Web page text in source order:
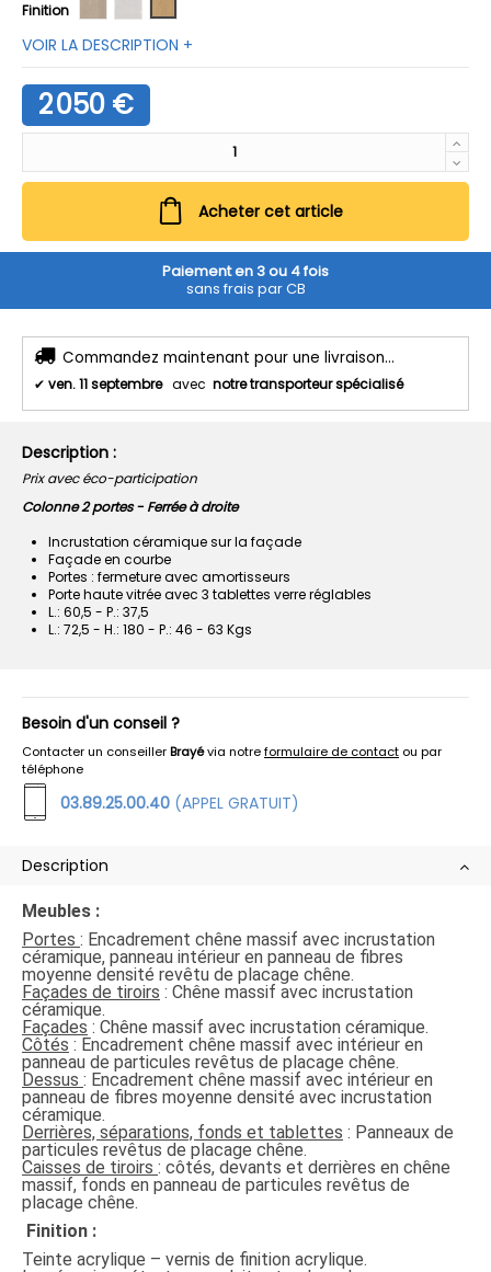
Finition
VOIR LA DESCRIPTION +
2 050 €
Acheter cet article
Paiement en 3 ou 4 fois
sans frais par CB
Commandez maintenant pour une livraison...
✔ ven. 11 septembre avec notre transporteur spécialisé
Description :
Prix avec éco-participation
Colonne 2 portes - Ferrée à droite
Incrustation céramique sur la façade
Façade en courbe
Portes : fermeture avec amortisseurs
Porte haute vitrée avec 3 tablettes verre réglables
L.: 60,5 - P.: 37,5
L.: 72,5 - H.: 180 - P.: 46 - 63 Kgs
Besoin d'un conseil ?
Contacter un conseillerBrayévia notreformulaire de contact ou par
téléphone
03.89.25.00.40 (APPEL GRATUIT)
Description
Meubles :
Portes : Encadrement chêne massif avec incrustation
céramique, panneau intérieur en panneau de fibres
moyenne densité revêtu de placage chêne.
Façades de tiroirs : Chêne massif avec incrustation
céramique.
Façades : Chêne massif avec incrustation céramique.
Côtés : Encadrement chêne massif avec intérieur en
panneau de particules revêtus de placage chêne.
Dessus : Encadrement chêne massif avec intérieur en
panneau de fibres moyenne densité avec incrustation
céramique.
Derrières, séparations, fonds et tablettes : Panneaux de
particules revêtus de placage chêne.
Caisses de tiroirs : côtés, devants et derrières en chêne
massif, fonds en panneau de particules revêtus de
placage chêne.
Finition :
Teinte acrylique – vernis de finition acrylique.